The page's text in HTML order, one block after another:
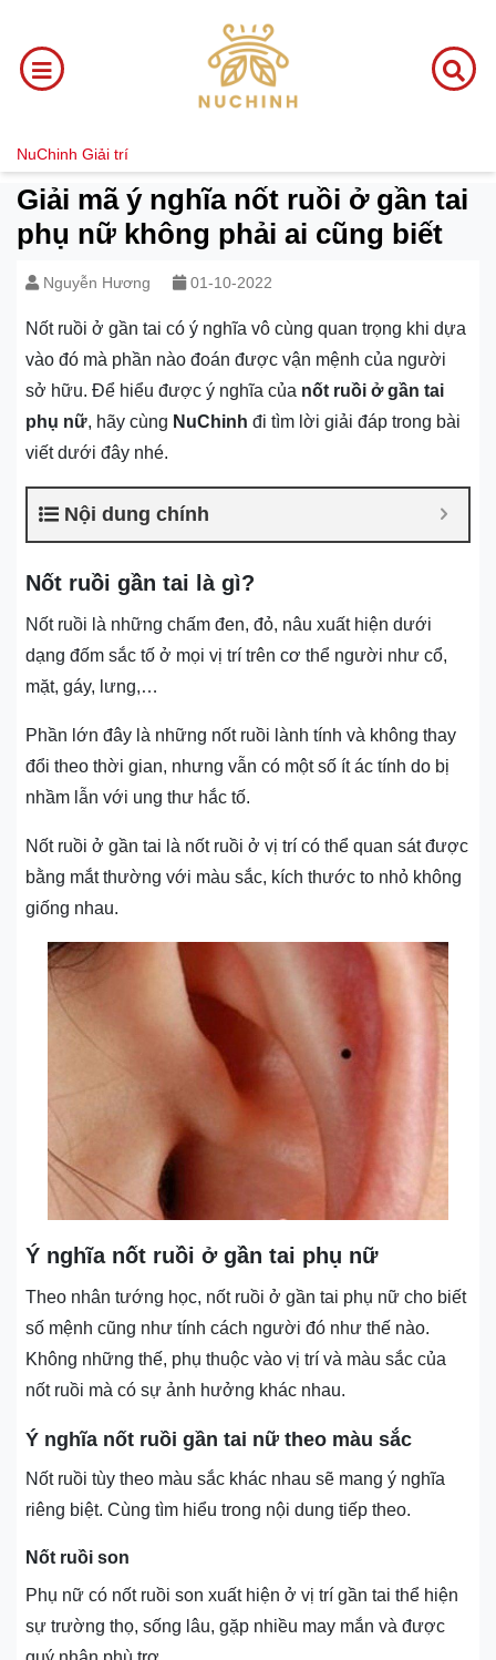
NuChinh Giải trí
Giải mã ý nghĩa nốt ruồi ở gần tai
phụ nữ không phải ai cũng biết
Nguyễn Hương 01-10-2022
Nốt ruồi ở gần tai có ý nghĩa vô cùng quan trọng khi dựa
vào đó mà phần nào đoán được vận mệnh của người
sở hữu. Để hiểu được ý nghĩa của nốt ruồi ở gần tai
phụ nữ, hãy cùng NuChinh đi tìm lời giải đáp trong bài
viết dưới đây nhé.
Nội dung chính
Nốt ruồi gần tai là gì?
Nốt ruồi là những chấm đen, đỏ, nâu xuất hiện dưới
dạng đốm sắc tố ở mọi vị trí trên cơ thể người như cổ,
mặt, gáy, lưng,…
Phần lớn đây là những nốt ruồi lành tính và không thay
đổi theo thời gian, nhưng vẫn có một số ít ác tính do bị
nhầm lẫn với ung thư hắc tố.
Nốt ruồi ở gần tai là nốt ruồi ở vị trí có thể quan sát được
bằng mắt thường với màu sắc, kích thước to nhỏ không
giống nhau.
Ý nghĩa nốt ruồi ở gần tai phụ nữ
Theo nhân tướng học, nốt ruồi ở gần tai phụ nữ cho biết
số mệnh cũng như tính cách người đó như thế nào.
Không những thế, phụ thuộc vào vị trí và màu sắc của
nốt ruồi mà có sự ảnh hưởng khác nhau.
Ý nghĩa nốt ruồi gần tai nữ theo màu sắc
Nốt ruồi tùy theo màu sắc khác nhau sẽ mang ý nghĩa
riêng biệt. Cùng tìm hiểu trong nội dung tiếp theo.
Nốt ruồi son
Phụ nữ có nốt ruồi son xuất hiện ở vị trí gần tai thể hiện
sự trường thọ, sống lâu, gặp nhiều may mắn và được